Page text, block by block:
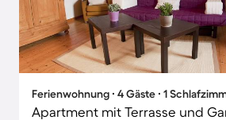
Ferienwohnung ∙ 4 Gäste ∙ 1
Apartment mit Terrasse und